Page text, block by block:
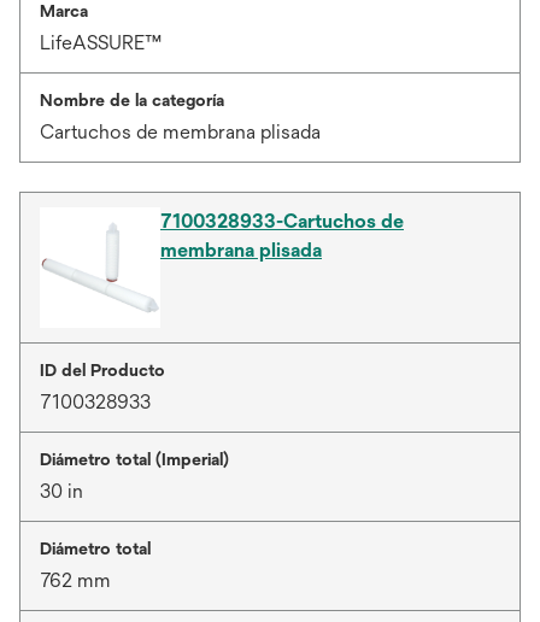
Marca
LifeASSURE™
Nombre de la categoría
Cartuchos de membrana plisada
7100328933-Cartuchos de
membrana plisada
ID del Producto
7100328933
Diámetro total (Imperial)
30 in
Diámetro total
762 mm